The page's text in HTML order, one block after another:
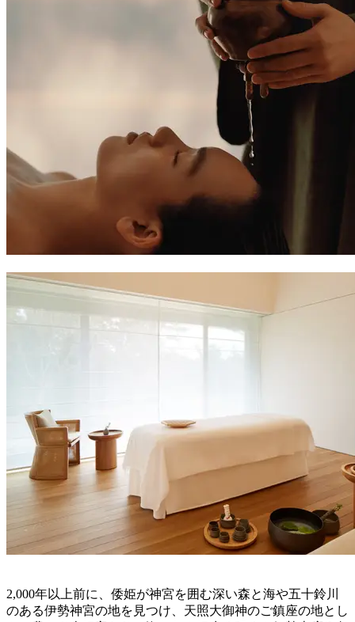
2,000年以上前に、倭姫が神宮を囲む深い森と海や五十鈴川
のある伊勢神宮の地を見つけ、天照大御神のご鎮座の地とし